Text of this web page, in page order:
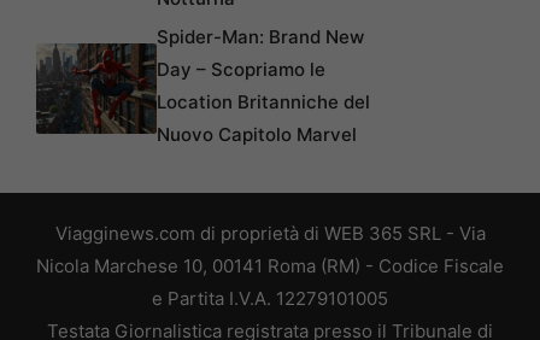
Spider-Man: Brand New
Day – Scopriamo le
Location Britanniche del
Nuovo Capitolo Marvel
Viagginews.com di proprietà di WEB 365 SRL - Via
Nicola Marchese 10, 00141 Roma (RM) - Codice Fiscale
e Partita I.V.A. 12279101005
Testata Giornalistica registrata presso il Tribunale di